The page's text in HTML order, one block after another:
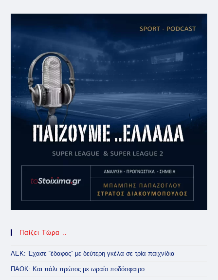
Παίζει Τώρα ..
ΑΕΚ: Έχασε “έδαφος” με δεύτερη γκέλα σε τρία παιχνίδια
ΠΑΟΚ: Και πάλι πρώτος με ωραίο ποδόσφαιρο